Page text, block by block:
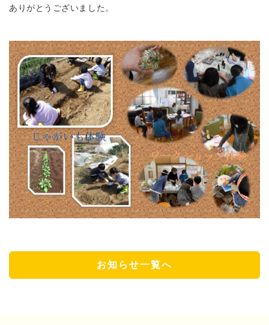
ありがとうございました。
お知らせ一覧へ